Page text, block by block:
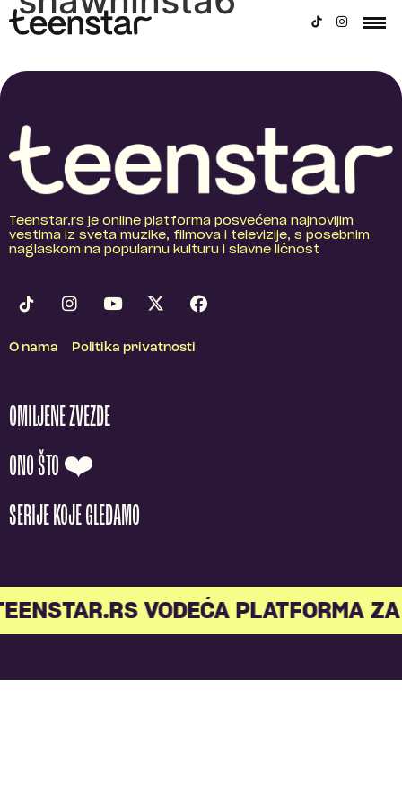
Teenstar.rs je online platforma posvećena najnovijim
vestima iz sveta muzike, filmova i televizije, s posebnim
naglaskom na popularnu kulturu i slavne ličnost
O nama Politika privatnosti
OMILJENE ZVEZDE
ONO ŠTO ❤️
SERIJE KOJE GLEDAMO
VODEĆA PLATFORMA